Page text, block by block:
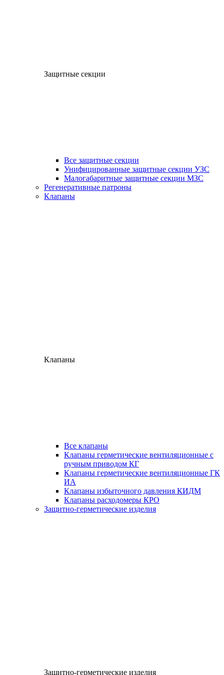
Защитные секции
Все защитные секции
Унифицированные защитные секции УЗС
Малогабаритные защитные секции МЗС
Регенеративные патроны
Клапаны
Клапаны
Все клапаны
Клапаны герметические вентиляционные с
ручным приводом КГ
Клапаны герметические вентиляционные ГК
ИА
Клапаны избыточного давления КИДМ
Клапаны расходомеры КРО
Защитно-герметические изделия
Защитно-герметические изделия